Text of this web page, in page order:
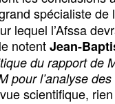
spécialiste
lequel l’Afssa
notentJean-
du rapport de
pour l’analyse
scientifique,